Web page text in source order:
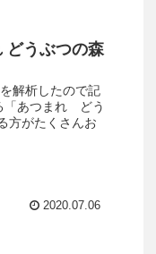
どうぶつの森
解析したので記
「あつまれ どう
方がたくさんお
2020.07.06